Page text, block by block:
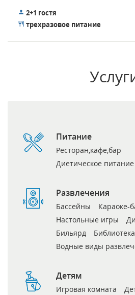
2+1 гостя
трехразовое питание
Питание
Ресторан,кафе,бар
Диетическое питание
Развлечения
Бассейны Караоке-
Настольные игры
Бильярд
Библиотека
Водные виды
Детям
Игровая комната